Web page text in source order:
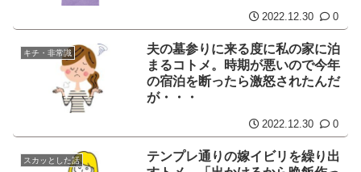
2022.12.30 0
キチ・非常識
夫の墓参りに来る度に私の家に泊
まるコトメ。時期が悪いので今年
の宿泊を断ったら激怒されたんだ
が・・・
2022.12.30 0
スカッとした話
テンプレ通りの嫁イビリを繰り出